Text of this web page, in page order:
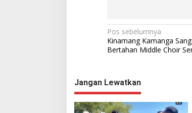
N
a
g
a
Pos sebelumnya
Kinamang Kamanga Sang
Bertahan Middle Choir
Jangan Lewatkan